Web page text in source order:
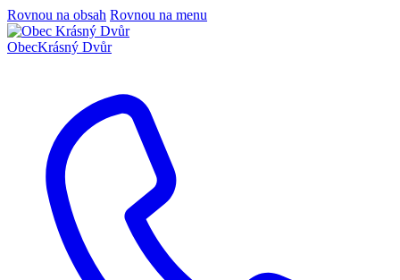
Rovnou na obsah Rovnou na menu
ObecKrásný Dvůr